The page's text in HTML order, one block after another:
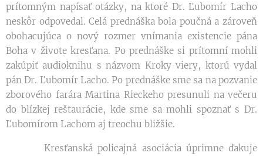
prítomným napísať otázky, na ktoré Dr. Ľubomír Lacho
neskôr odpovedal. Celá prednáška bola poučná a zároveň
obohacujúca o nový rozmer vnímania existencie pána
Boha v živote kresťana. Po prednáške si prítomní mohli
zakúpiť audioknihu s názvom Kroky viery, ktorú vydal
pán Dr. Ľubomír Lacho. Po prednáške sme sa na pozvanie
zborového farára Martina Rieckeho presunuli na večeru
do blízkej reštaurácie, kde sme sa mohli spoznať s Dr.
Ľubomírom Lachom aj treochu bližšie.
Kresťanská policajná asociácia úprimne ďakuje